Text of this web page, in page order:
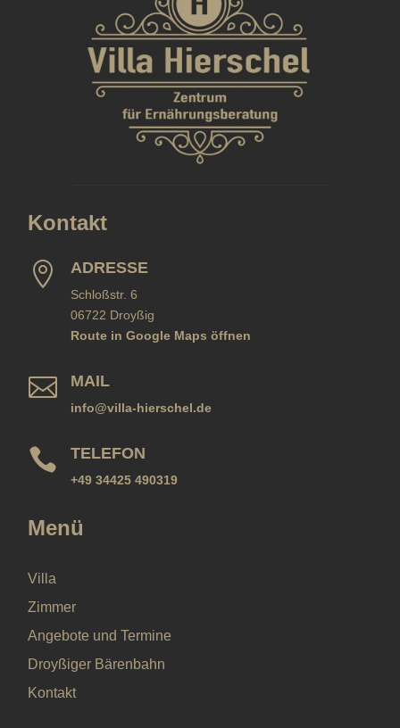
Kontakt
 ADRESSE
Schloßstr. 6
06722 Droyßig
Route in Google Maps öffnen
 MAIL
info@villa-hierschel.de
 TELEFON
+49 34425 490319
Menü
Villa
Zimmer
Angebote und Termine
Droyßiger Bärenbahn
Kontakt